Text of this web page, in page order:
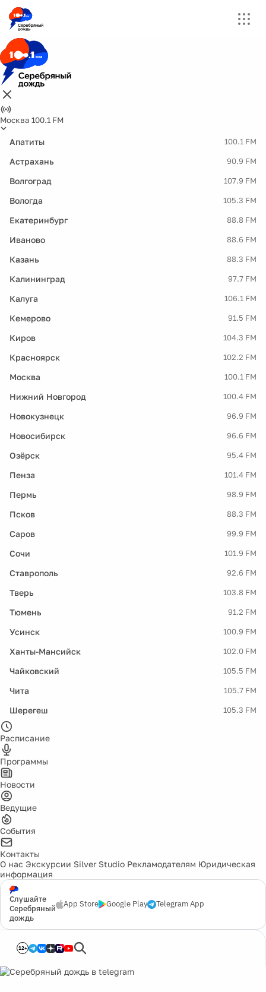
Москва 100.1 FM
Апатиты 100.1 FM
Астрахань 90.9 FM
Волгоград 107.9 FM
Вологда 105.3 FM
Екатеринбург 88.8 FM
Иваново 88.6 FM
Казань 88.3 FM
Калининград 97.7 FM
Калуга 106.1 FM
Кемерово 91.5 FM
Киров 104.3 FM
Красноярск 102.2 FM
Москва 100.1 FM
Нижний Новгород 100.4 FM
Новокузнецк 96.9 FM
Новосибирск 96.6 FM
Озёрск 95.4 FM
Пенза 101.4 FM
Пермь 98.9 FM
Псков 88.3 FM
Саров 99.9 FM
Сочи 101.9 FM
Ставрополь 92.6 FM
Тверь 103.8 FM
Тюмень 91.2 FM
Усинск 100.9 FM
Ханты-Мансийск 102.0 FM
Чайковский 105.5 FM
Чита 105.7 FM
Шерегеш 105.3 FM
Расписание
Программы
Новости
Ведущие
События
Контакты
О нас Экскурсии Silver Studio Рекламодателям Юридическая
информация
Слушайте
Серебряный
дождь
App Store Google Play Telegram App
12+